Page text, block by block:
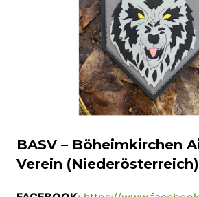
BASV – Böheimkirchen
Verein (Niederösterreich)